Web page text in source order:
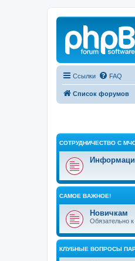
Ссылки FAQ
Список форумов
СОТРУДНИЧЕСТВО С
САМОЕ ВАЖНОЕ!
Новичкам
Обязательно
КЛУБНЫЕ ВОПРОСЫ